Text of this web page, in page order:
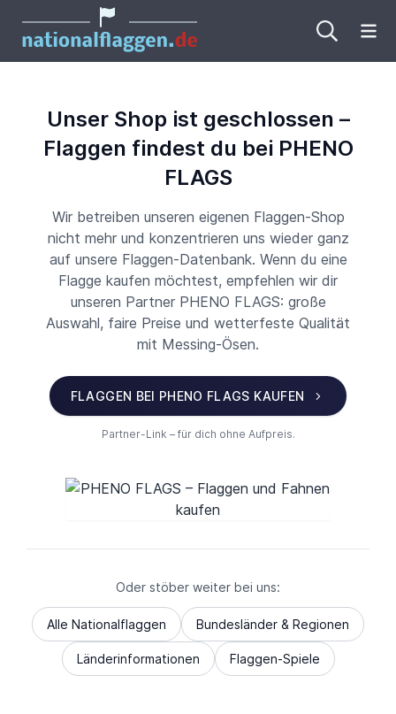
Unser Shop ist geschlossen –
Flaggen findest du bei PHENO
FLAGS
Wir betreiben unseren eigenen Flaggen-Shop
nicht mehr und konzentrieren uns wieder ganz
auf unsere Flaggen-Datenbank. Wenn du eine
Flagge kaufen möchtest, empfehlen wir dir
unseren Partner PHENO FLAGS: große
Auswahl, faire Preise und wetterfeste Qualität
mit Messing-Ösen.
FLAGGEN BEI PHENO FLAGS KAUFEN
Partner-Link – für dich ohne Aufpreis.
Oder stöber weiter bei uns:
Alle Nationalflaggen Bundesländer & Regionen
Länderinformationen Flaggen-Spiele